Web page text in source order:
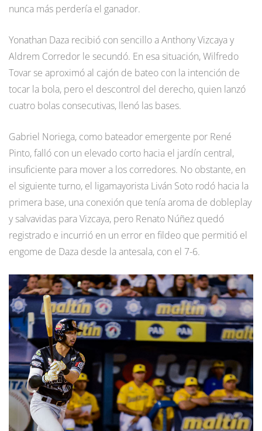
nunca más perdería el ganador.
Yonathan Daza recibió con sencillo a Anthony Vizcaya y
Aldrem Corredor le secundó. En esa situación, Wilfredo
Tovar se aproximó al cajón de bateo con la intención de
tocar la bola, pero el descontrol del derecho, quien lanzó
cuatro bolas consecutivas, llenó las bases.
Gabriel Noriega, como bateador emergente por René
Pinto, falló con un elevado corto hacia el jardín central,
insuficiente para mover a los corredores. No obstante, en
el siguiente turno, el ligamayorista Liván Soto rodó hacia la
primera base, una conexión que tenía aroma de dobleplay
y salvavidas para Vizcaya, pero Renato Núñez quedó
registrado e incurrió en un error en fildeo que permitió el
engome de Daza desde la antesala, con el 7-6.